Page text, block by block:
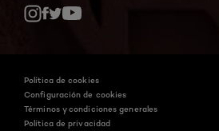
Política de cookies
Configuración de cookies
Términos y condiciones generales
Política de privacidad